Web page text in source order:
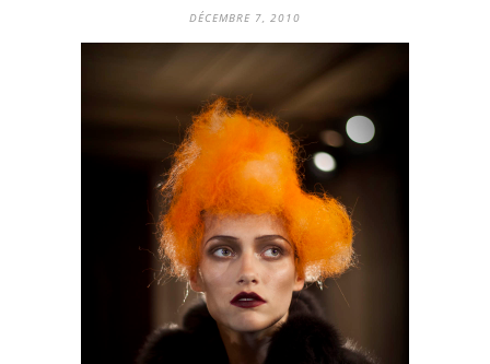
DÉCEMBRE 7, 2010